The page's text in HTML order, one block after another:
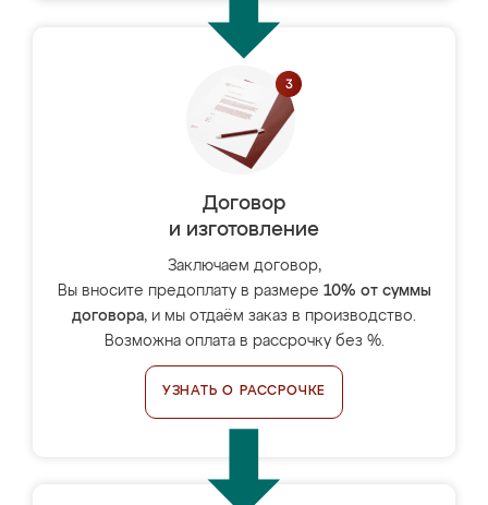
Договор
и изготовление
Заключаем договор,
Вы вносите предоплату в размере 10% от суммы
договора, и мы отдаём заказ в производство.
Возможна оплата в рассрочку без %.
УЗНАТЬ О РАССРОЧКЕ